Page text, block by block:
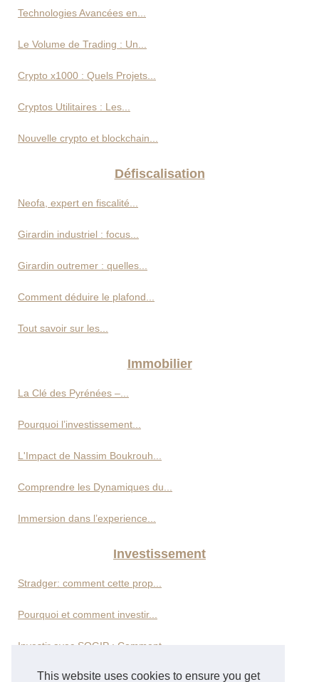
This website uses cookies to ensure you get
Technologies Avancées en...
Le Volume de Trading : Un...
Crypto x1000 : Quels Projets...
Cryptos Utilitaires : Les...
Nouvelle crypto et blockchain...
Défiscalisation
Neofa, expert en fiscalité...
Girardin industriel : focus...
Girardin outremer : quelles...
Comment déduire le plafond...
Tout savoir sur les...
Immobilier
La Clé des Pyrénées –...
Pourquoi l’investissement...
L'Impact de Nassim Boukrouh...
Comprendre les Dynamiques du...
Immersion dans l’experience...
Investissement
Stradger: comment cette prop...
Pourquoi et comment investir...
Investir avec SOGIP : Comment...
Décryptage des stratégies...